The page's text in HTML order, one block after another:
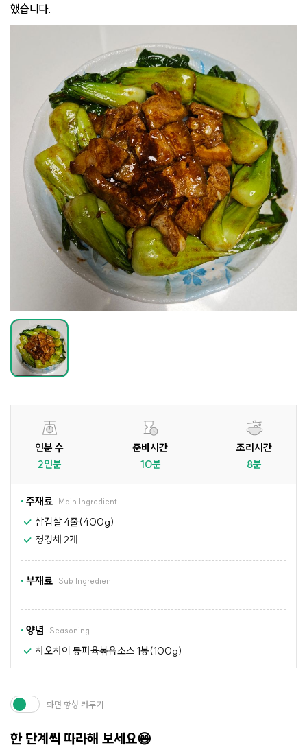
했습니다.
인분 수
2인분
준비시간
10분
조리시간
8분
주재료 Main Ingredient
삼겹살 4줄(400g)
청경채 2개
부재료 Sub Ingredient
양념 Seasoning
차오차이 동파육볶음소스 1봉(100g)
한 단계씩 따라해 보세요😄
화면 항상 켜두기